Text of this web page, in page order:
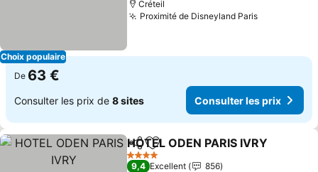
Choix populaire
Créteil
Proximité de Disneyland Paris
De 63 €
Consulter les prix de 8 sites Consulter les prix
PartagerAjouter à mes favoris
HOTEL ODEN PARIS IVRY
4 Étoiles
9,4 Excellent
856